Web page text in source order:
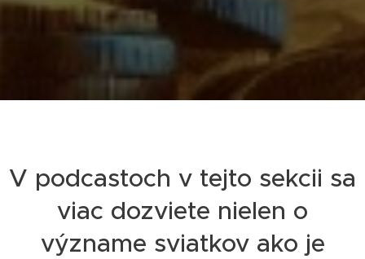
V podcastoch v tejto sekcii sa
viac dozviete nielen o
význame sviatkov ako je